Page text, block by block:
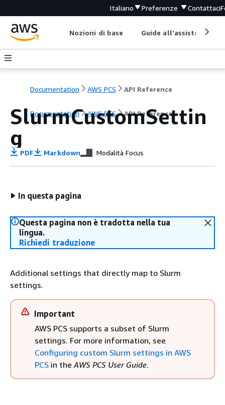
Italiano Preferenze Contattaci
Nozioni di base Guide all'assistenza
Documentation AWS PCS API Reference
Documentation AWS PCS API Reference
SlurmCustomSettin
g
PDF Markdown Modalità Focus
In questa pagina
Questa pagina non è tradotta nella tua
lingua.
Richiedi traduzione
Additional settings that directly map to Slurm
settings.
Important
AWS PCS supports a subset of Slurm
settings. For more information, see
Configuring custom Slurm settings in AWS
PCS in theAWS PCS User Guide.